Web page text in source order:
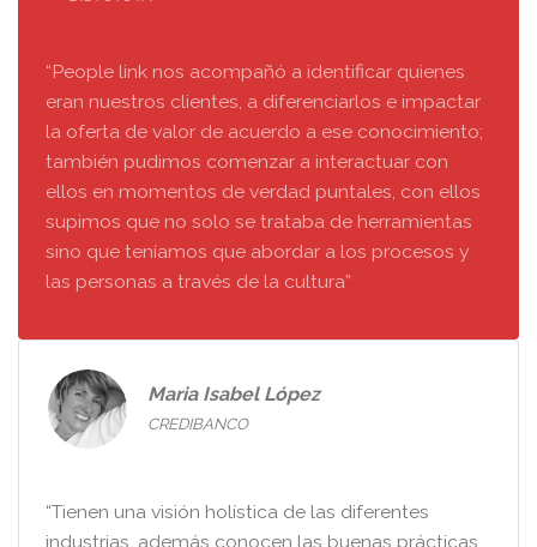
“People link nos acompañó a identificar quienes
eran nuestros clientes, a diferenciarlos e impactar
la oferta de valor de acuerdo a ese conocimiento;
también pudimos comenzar a interactuar con
ellos en momentos de verdad puntales, con ellos
supimos que no solo se trataba de herramientas
sino que teníamos que abordar a los procesos y
las personas a través de la cultura”
Maria Isabel López
CREDIBANCO
“Tienen una visión holística de las diferentes
industrias, además conocen las buenas prácticas